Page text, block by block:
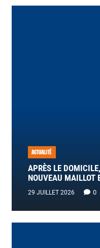
ACTUALITÉ
APRÈS LE
NOUVEAU MAILLOT
29 JUILLET 2026 0